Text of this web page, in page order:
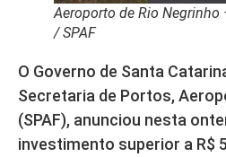
Aeroporto de Rio Negrinho
/ SPAF
O Governo de Santa
Secretaria de Portos,
(SPAF), anunciou nesta
investimento superior a R$